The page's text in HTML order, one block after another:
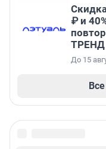
₽ и
ТРЕНД
До 15